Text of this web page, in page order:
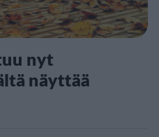
nyt
näyttää